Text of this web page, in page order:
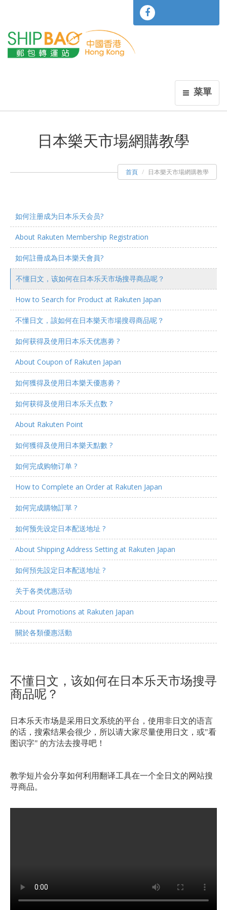
菜單
日本樂天市場網購教學
首頁 日本樂天市場網購教學
如何注册成为日本乐天会员?
About Rakuten Membership Registration
如何註冊成為日本樂天會員?
不懂日文，该如何在日本乐天市场搜寻商品呢？
How to Search for Product at Rakuten Japan
不懂日文，該如何在日本樂天市場搜尋商品呢？
如何获得及使用日本乐天优惠劵 ?
About Coupon of Rakuten Japan
如何獲得及使用日本樂天優惠劵 ?
如何获得及使用日本乐天点数 ?
About Rakuten Point
如何獲得及使用日本樂天點數 ?
如何完成购物订单 ?
How to Complete an Order at Rakuten Japan
如何完成購物訂單 ?
如何预先设定日本配送地址 ?
About Shipping Address Setting at Rakuten Japan
如何預先設定日本配送地址 ?
关于各类优惠活动
About Promotions at Rakuten Japan
關於各類優惠活動
不懂日文，该如何在日本乐天市场搜寻
商品呢？
日本乐天市场是采用日文系统的平台，使用非日文的语言
的话，搜索结果会很少，所以请大家尽量使用日文，或"看
图识字" 的方法去搜寻吧！
教学短片会分享如何利用翻译工具在一个全日文的网站搜
寻商品。